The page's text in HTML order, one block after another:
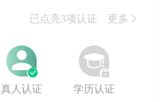
已点亮3项认证 更多


真人认证


学历认证